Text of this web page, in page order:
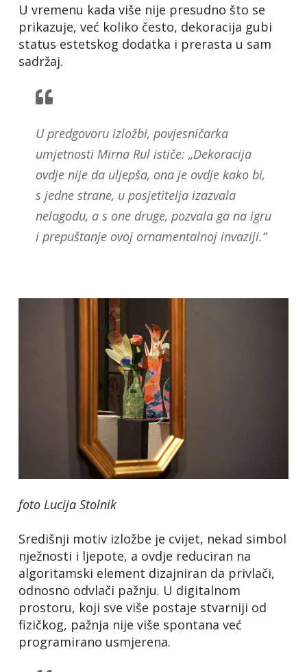
U vremenu kada više nije presudno što se
prikazuje, već koliko često, dekoracija gubi
status estetskog dodatka i prerasta u sam
sadržaj.
U predgovoru izložbi, povjesničarka
umjetnosti Mirna Rul ističe: „Dekoracija
ovdje nije da uljepša, ona je ovdje kako bi,
s jedne strane, u posjetitelja izazvala
nelagodu, a s one druge, pozvala ga na igru
i prepuštanje ovoj ornamentalnoj invaziji.“
foto Lucija Stolnik
Središnji motiv izložbe je cvijet, nekad simbol
nježnosti i ljepote, a ovdje reduciran na
algoritamski element dizajniran da privlači,
odnosno odvlači pažnju. U digitalnom
prostoru, koji sve više postaje stvarniji od
fizičkog, pažnja nije više spontana već
programirano usmjerena.